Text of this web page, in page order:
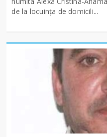
de la locuința de domicili...